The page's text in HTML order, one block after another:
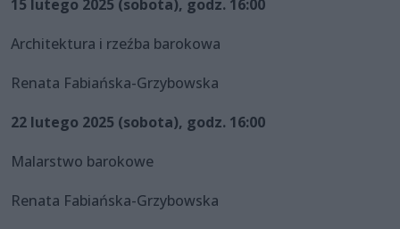
15 lutego 2025 (sobota), godz. 16:00
Architektura i rzeźba barokowa
Renata Fabiańska-Grzybowska
22 lutego 2025 (sobota), godz. 16:00
Malarstwo barokowe
Renata Fabiańska-Grzybowska